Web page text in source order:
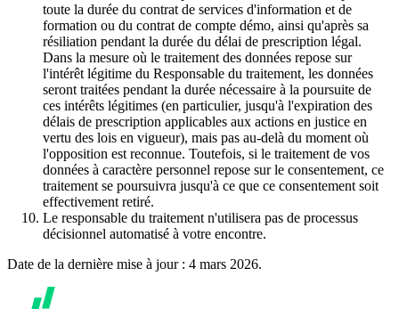
toute la durée du contrat de services d'information et de
formation ou du contrat de compte démo, ainsi qu'après sa
résiliation pendant la durée du délai de prescription légal.
Dans la mesure où le traitement des données repose sur
l'intérêt légitime du Responsable du traitement, les données
seront traitées pendant la durée nécessaire à la poursuite de
ces intérêts légitimes (en particulier, jusqu'à l'expiration des
délais de prescription applicables aux actions en justice en
vertu des lois en vigueur), mais pas au-delà du moment où
l'opposition est reconnue. Toutefois, si le traitement de vos
données à caractère personnel repose sur le consentement, ce
traitement se poursuivra jusqu'à ce que ce consentement soit
effectivement retiré.
Le responsable du traitement n'utilisera pas de processus
décisionnel automatisé à votre encontre.
Date de la dernière mise à jour : 4 mars 2026.